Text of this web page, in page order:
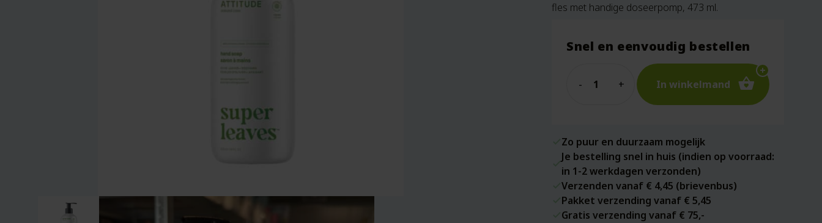
fles met handige doseerpomp, 473 ml.
Snel en eenvoudig bestellen
In winkelmand
Zo puur en duurzaam mogelijk
Je bestelling snel in huis (indien op voorraad:
in 1-2 werkdagen verzonden)
Verzenden vanaf € 4,45 (brievenbus)
Pakket verzending vanaf € 5,45
Gratis verzending vanaf € 75,-